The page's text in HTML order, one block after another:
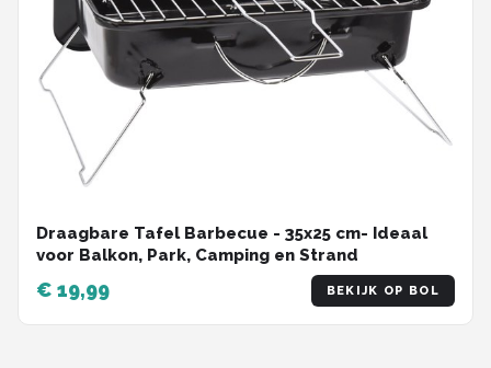
Draagbare Tafel Barbecue - 35x25 cm- Ideaal
voor Balkon, Park, Camping en Strand
€ 19,99 BEKIJK OP BOL